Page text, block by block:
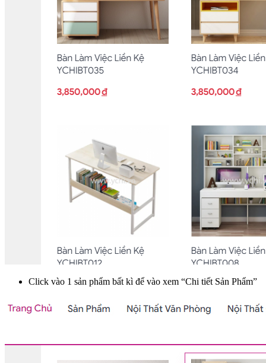
Click vào 1 sản phẩm bất kì để vào xem “Chi tiết Sản Phẩm”